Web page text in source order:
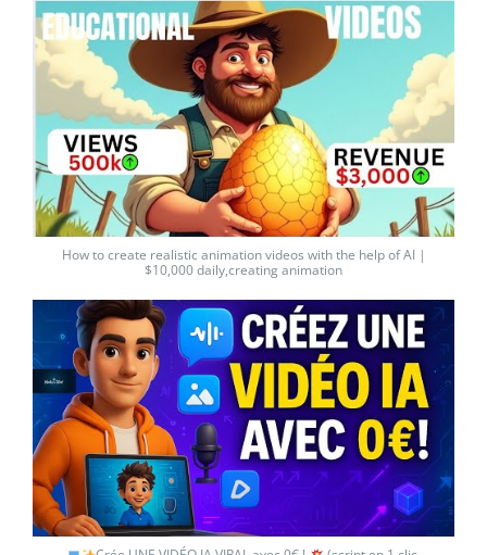
How to create realistic animation videos with the help of AI |
$10,000 daily,creating animation